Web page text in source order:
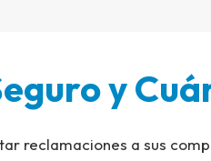
y
reclamaciones a sus